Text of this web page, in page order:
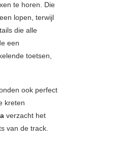
te horen. Die
lopen, terwijl
die alle
een
toetsen,
ook perfect
kreten
verzacht het
van de track.